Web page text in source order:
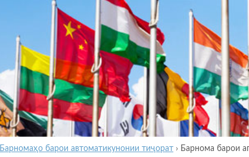
Барномаҳо барои автоматикунонии тиҷорат › Барнома барои